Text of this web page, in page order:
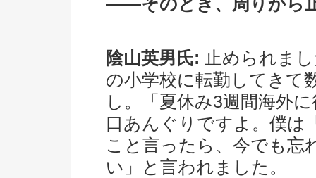
陰山英男氏: 止められま
の小学校に転勤してきて
し。「夏休み3週間海外
口あんぐりですよ。僕は
こと言ったら、今でも忘
い」と言われました。